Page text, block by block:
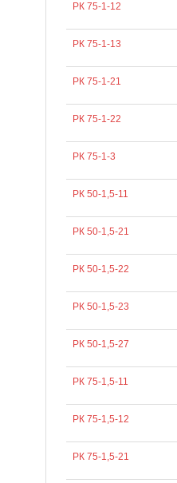
РК 75-1-12
РК 75-1-13
РК 75-1-21
РК 75-1-22
РК 75-1-3
РК 50-1,5-11
РК 50-1,5-21
РК 50-1,5-22
РК 50-1,5-23
РК 50-1,5-27
РК 75-1,5-11
РК 75-1,5-12
РК 75-1,5-21